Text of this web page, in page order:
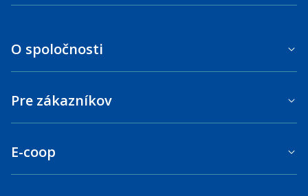
O spoločnosti
Pre zákazníkov
E-coop